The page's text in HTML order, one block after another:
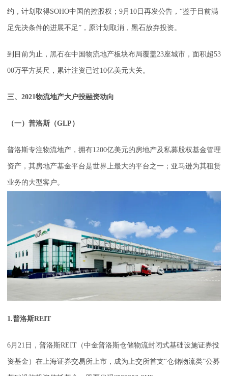
约，计划取得SOHO中国的控股权；9月10日再发公告，“鉴于目前满
足先决条件的进展不足”，原计划取消，黑石放弃投资。
到目前为止，黑石在中国物流地产板块布局覆盖23座城市，面积超53
00万平方英尺，累计注资已过10亿美元大关。
三、2021物流地产大户投融资动向
（一）普洛斯（GLP）
普洛斯专注物流地产，拥有1200亿美元的房地产及私募股权基金管理
资产，其房地产基金平台是世界上最大的平台之一；亚马逊为其租赁
业务的大型客户。
1.普洛斯REIT
6月21日，普洛斯REIT（中金普洛斯仓储物流封闭式基础设施证券投
资基金）在上海证券交易所上市，成为上交所首支“仓储物流类”公募